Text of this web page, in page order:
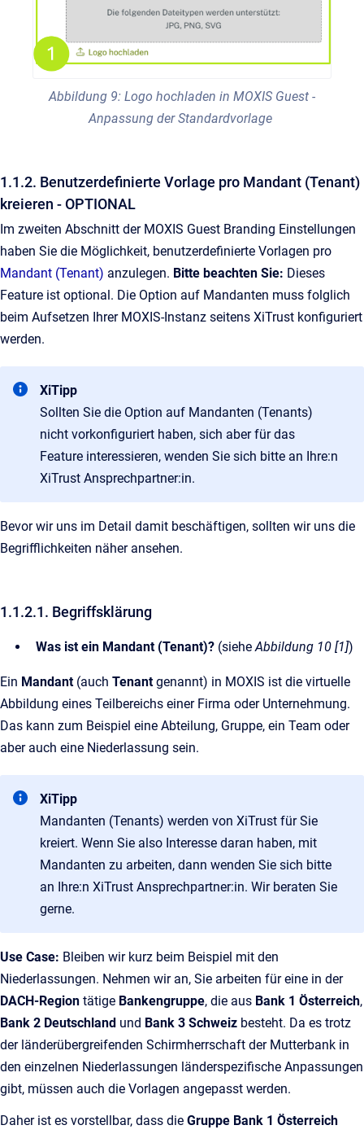
Abbildung 9: Logo hochladen in MOXIS Guest -
Anpassung der Standardvorlage
1.1.2. Benutzerdefinierte Vorlage pro Mandant (Tenant)
kreieren - OPTIONAL
Im zweiten Abschnitt der MOXIS Guest Branding Einstellungen
haben Sie die Möglichkeit, benutzerdefinierte Vorlagen pro
Mandant (Tenant) anzulegen. Bitte beachten Sie: Dieses
Feature ist optional. Die Option auf Mandanten muss folglich
beim Aufsetzen Ihrer MOXIS-Instanz seitens XiTrust konfiguriert
werden.
XiTipp
Sollten Sie die Option auf Mandanten (Tenants)
nicht vorkonfiguriert haben, sich aber für das
Feature interessieren, wenden Sie sich bitte an Ihre:n
XiTrust Ansprechpartner:in.
Bevor wir uns im Detail damit beschäftigen, sollten wir uns die
Begrifflichkeiten näher ansehen.
1.1.2.1. Begriffsklärung
Was ist ein Mandant (Tenant)? (sieheAbbildung 10 [1])
Ein Mandant (auch Tenantgenannt) in MOXIS ist die virtuelle
Abbildung eines Teilbereichs einer Firma oder Unternehmung.
Das kann zum Beispiel eine Abteilung, Gruppe, ein Team oder
aber auch eine Niederlassung sein.
XiTipp
Mandanten (Tenants) werden von XiTrust für Sie
kreiert. Wenn Sie also Interesse daran haben, mit
Mandanten zu arbeiten, dann wenden Sie sich bitte
an Ihre:n XiTrust Ansprechpartner:in. Wir beraten Sie
gerne.
Use Case: Bleiben wir kurz beim Beispiel mit den
Niederlassungen. Nehmen wir an, Sie arbeiten für eine in der
DACH-Region tätige Bankengruppe, die aus Bank 1 Österreich,
Bank 2 Deutschland und Bank 3 Schweiz besteht. Da es trotz
der länderübergreifenden Schirmherrschaft der Mutterbank in
den einzelnen Niederlassungen länderspezifische Anpassungen
gibt, müssen auch die Vorlagen angepasst werden.
Daher ist es vorstellbar, dass die Gruppe Bank 1 Österreich